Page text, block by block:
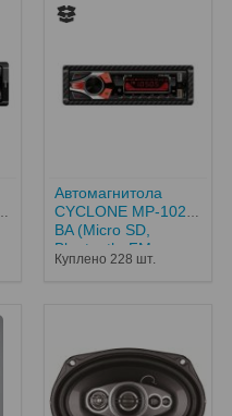
Автомагнитола
CYCLONE MP-1028
BA (Micro SD,
Bluetooth, FM,
USB,12...
Куплено 228 шт.